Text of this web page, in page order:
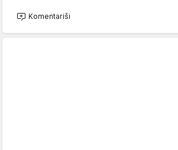
Komentariši